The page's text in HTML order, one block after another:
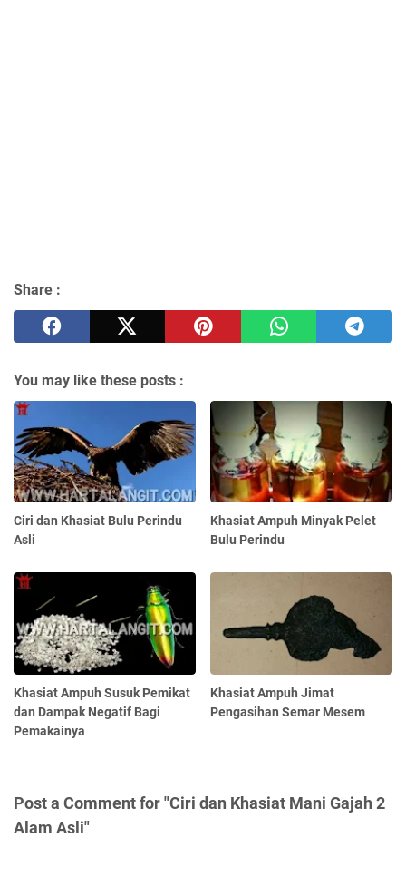
Share :
You may like these posts :
Ciri dan Khasiat Bulu Perindu
Asli
Khasiat Ampuh Minyak Pelet
Bulu Perindu
Khasiat Ampuh Susuk Pemikat
dan Dampak Negatif Bagi
Pemakainya
Khasiat Ampuh Jimat
Pengasihan Semar Mesem
Post a Comment for "Ciri dan Khasiat Mani Gajah 2
Alam Asli"